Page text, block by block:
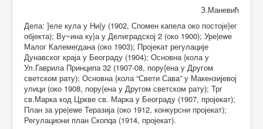
З.Маневић
Дела: ]еле кула у Ни{у (1902, Спомен капела око постоје}ег
објекта); Ву~ина ку}а у Делиградској 2 (око 1900); Уре|еwе
Малог Калемегдана (око 1903); Пројекат регулације
Дунавског краја у Београду (1904); Основна {кола у
Ул.Гаврила Принципа 32 (1907-08, пору{ена у Другом
светском рату); Основна {кола “Свети Сава” у Макензијевој
улици (око 1908, пору{ена у Другом светском рату); Трг
св.Марка код Цркве св. Марка у Београду (1907, пројекат);
План за уре|еwе Теразија (око 1912, конкурсни пројекат);
Регулациони план Скопqа (1914, пројекат).